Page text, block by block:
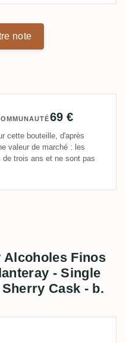
note
69 €
cette bouteille, d'après
valeur de marché : les
trois ans et ne sont pas
Alcoholes Finos
- Single
Cask - b.